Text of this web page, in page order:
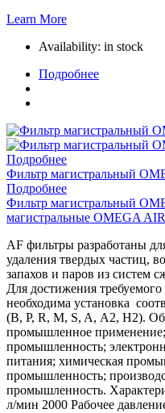
Learn More
Availability: in stock
Подробнее
Подробнее
Фильтр магистральный
Подробнее
Фильтр магистральный
магистральные OMEGA AIR
AF фильтры разработаны
удаления твердых частиц,
запахов и паров из систем
Для достижения требуемого
необходима установка
(B, P, R, M, S, A, A2, H2).
промышленное
промышленность;
питания; химическая
промышленность;
промышленность.
л/мин 2000 Рабочее